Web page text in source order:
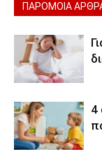
ΠΑΡΟΜΟΙΑ
4